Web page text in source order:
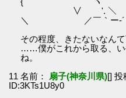
∨ '. ＼ ﾚ::::l l
＼ ／￣｀ー‐´
その程度、きたないなんて
……僕がこれから取る、い
ね。
11 名前：
扇子(神奈川県)[] 投
ID:3KTs1U8y0